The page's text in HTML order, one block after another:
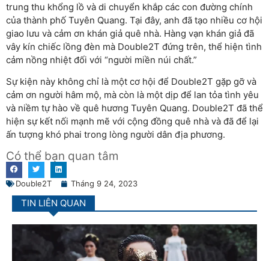
trung thu khổng lồ và di chuyển khắp các con đường chính
của thành phố Tuyên Quang. Tại đây, anh đã tạo nhiều cơ hội
giao lưu và cảm ơn khán giả quê nhà. Hàng vạn khán giả đã
vây kín chiếc lồng đèn mà Double2T đứng trên, thể hiện tình
cảm nồng nhiệt đối với “người miền núi chất.”
Sự kiện này không chỉ là một cơ hội để Double2T gặp gỡ và
cảm ơn người hâm mộ, mà còn là một dịp để lan tỏa tình yêu
và niềm tự hào về quê hương Tuyên Quang. Double2T đã thể
hiện sự kết nối mạnh mẽ với cộng đồng quê nhà và đã để lại
ấn tượng khó phai trong lòng người dân địa phương.
Có thể bạn quan tâm
Double2T Tháng 9 24, 2023
TIN LIÊN QUAN